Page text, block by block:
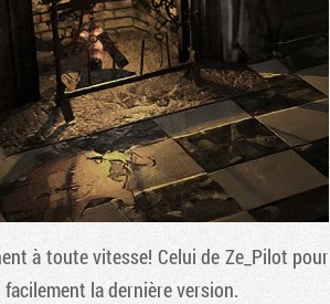
à toute vitesse! Celui de Ze_Pilot pour
la dernière version.